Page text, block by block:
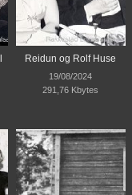
Reidun og Rolf Huse
19/08/2024
291,76 Kbytes